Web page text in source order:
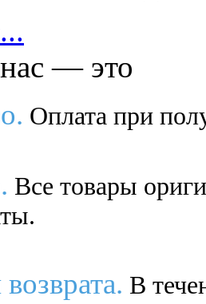
— это
Оплата при
Все товары
В